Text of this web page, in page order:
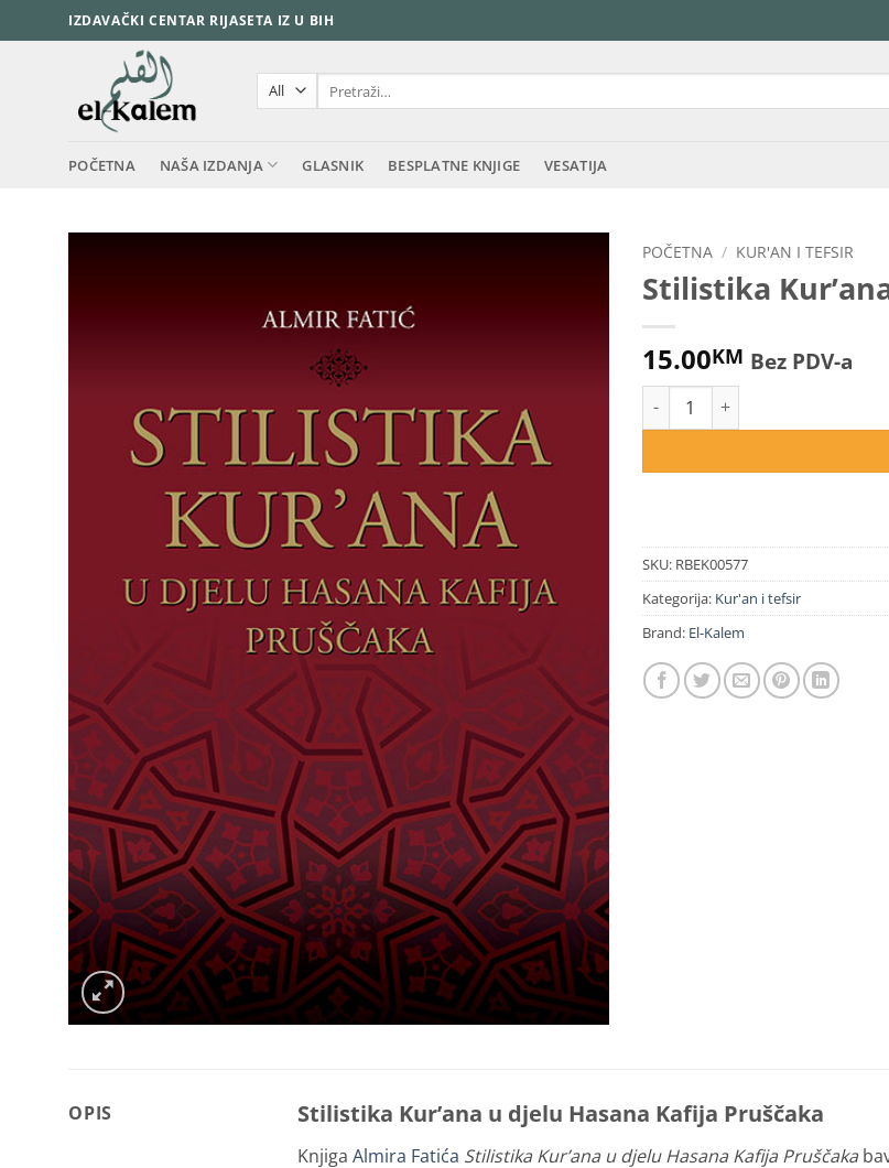
to
IZDAVAČKI CENTAR RIJASETA IZ U BIH
POČETNA NAŠA IZDANJA GLASNIK BESPLATNE KNJIGE VESATIJA
POČETNA / KUR'AN I TEFSIR
Stilistika
15.00KM Bez PDV-a
Stilistika Kur’ana u djelu
SKU: RBEK00577
Kategorija: Kur'an i tefsir
Brand: El-Kalem
OPIS Stilistika Kur’ana u djelu Hasana Kafija Pruščaka
KnjigaAlmira Fatića Stilistika Kur’ana u djelu Hasana Kafija Pruščaka